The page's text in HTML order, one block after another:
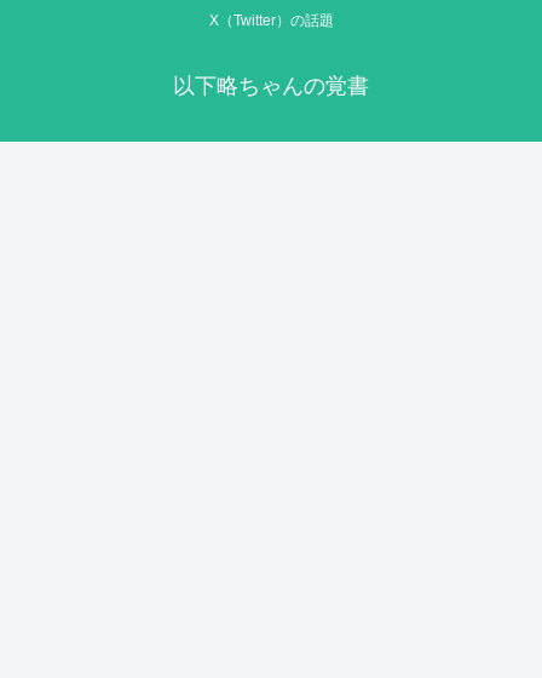
X（Twitter）の話題
以下略ちゃんの覚書